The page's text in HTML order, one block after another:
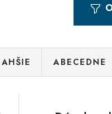
ABECEDNE